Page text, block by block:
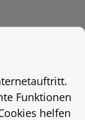
Funktionen
helfen